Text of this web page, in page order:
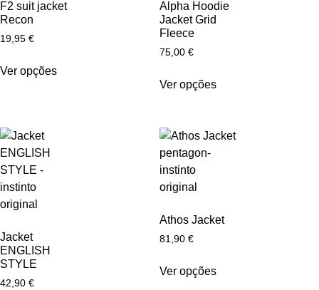
F2 suit jacket
Recon
19,95 €
Ver opções
Alpha Hoodie
Jacket Grid
Fleece
75,00 €
Ver opções
Jacket
ENGLISH
STYLE
42,90 €
Athos Jacket
81,90 €
Ver opções